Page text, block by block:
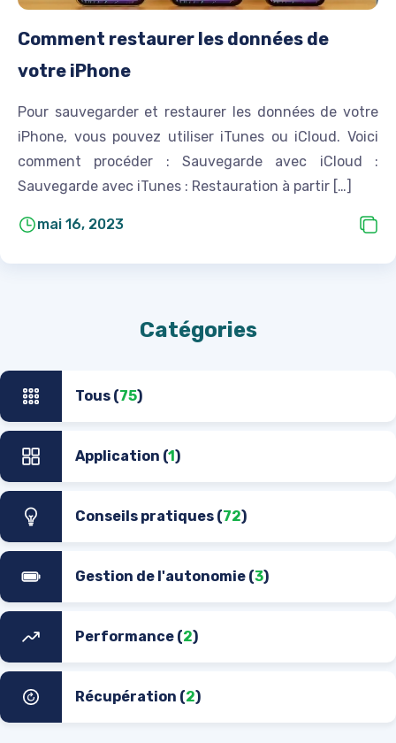
Comment restaurer les données de
votre iPhone
Pour sauvegarder et restaurer les données de votre
iPhone, vous pouvez utiliser iTunes ou iCloud. Voici
comment procéder : Sauvegarde avec iCloud :
Sauvegarde avec iTunes : Restauration à partir […]
mai 16, 2023
Catégories
Tous (75)
Application (1 )
Conseils pratiques (72)
Gestion de l'autonomie (3)
Performance (2)
Récupération (2)